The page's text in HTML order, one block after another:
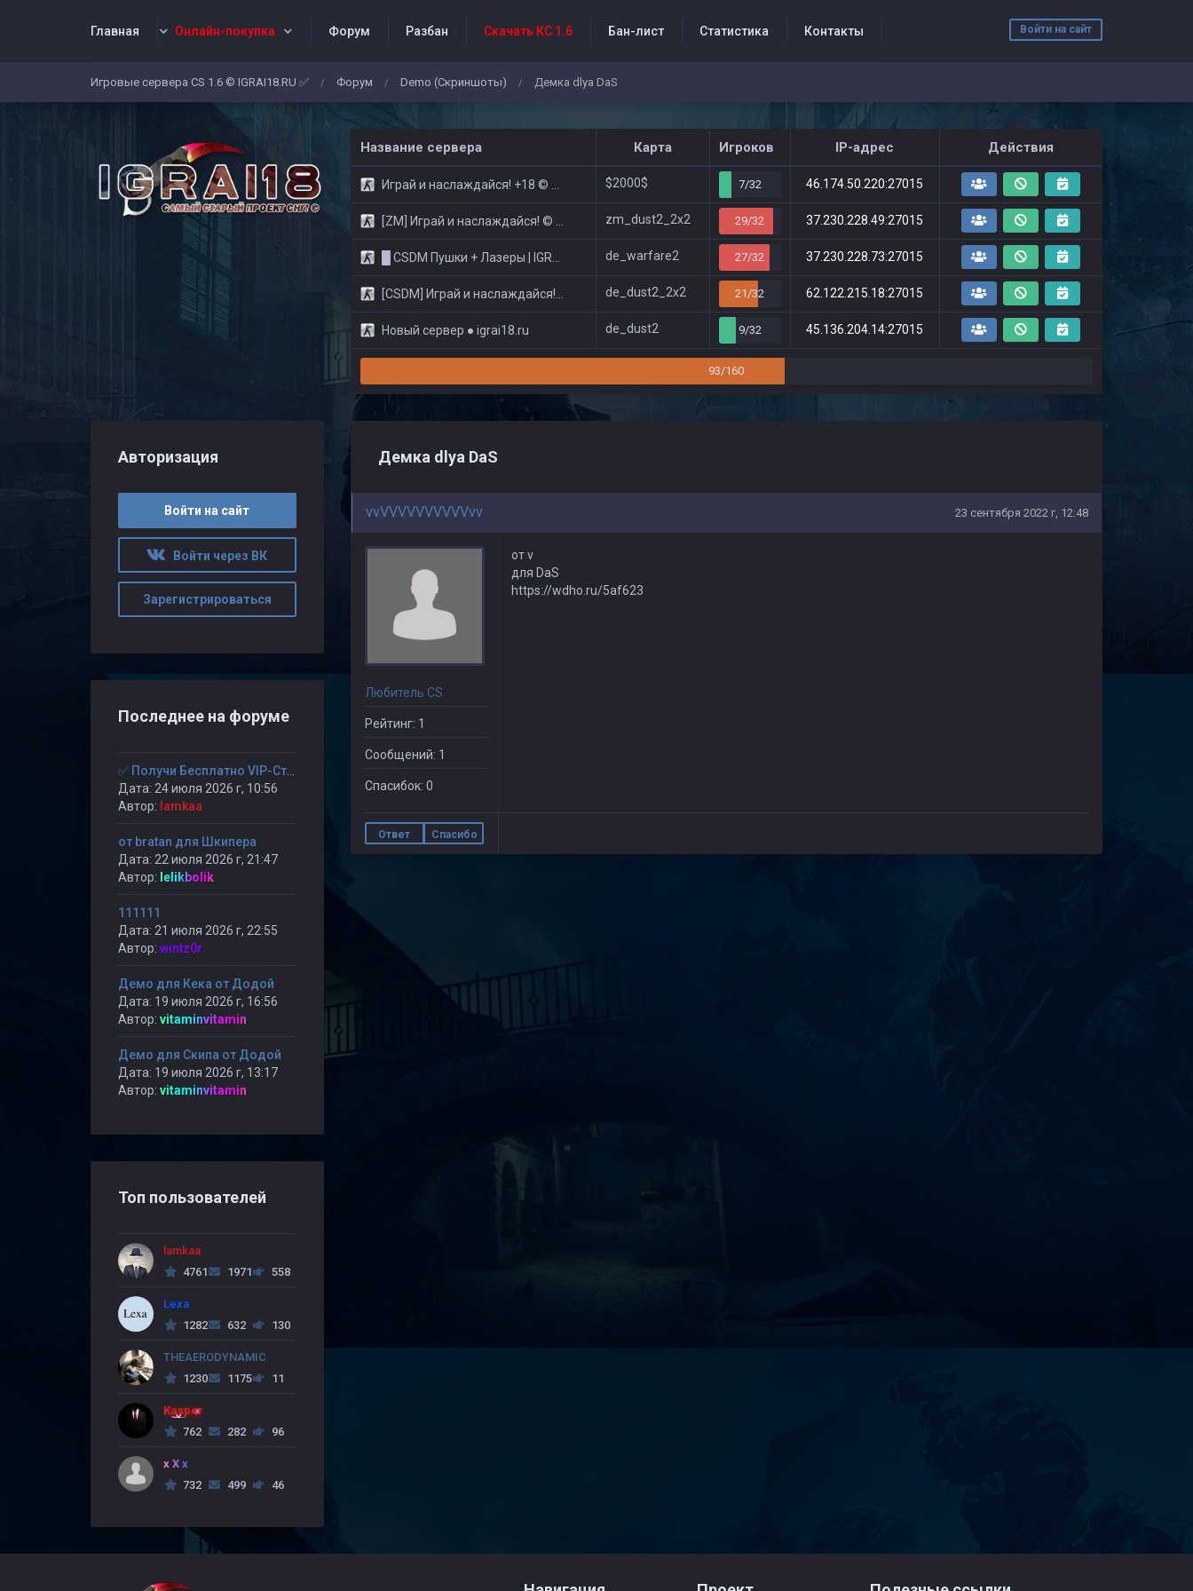
Войти на сайт
Главная Онлайн-покупка Форум Разбан Скачать КС 1.6 Бан-лист Статистика Контакты
События проекта
Игровые сервера CS 1.6 © IGRAI18.RU ✅ / Форум / Demo (Скриншоты) / Демка dlya DaS
Название сервера Карта Игроков IP-адрес Действия
Играй и наслаждайся! +18 © Public $2000$ 7/32 46.174.50.220:27015
[ZM] Играй и наслаждайся! © Zombie Show zm_dust2_2x2 29/32 37.230.228.49:27015
█ CSDM Пушки + Лазеры | IGRAI18.RU ツ █ de_warfare2 27/32 37.230.228.73:27015
[CSDM] Играй и наслаждайся! © Classic de_dust2_2x2 21/32 62.122.215.18:27015
Новый сервер ● igrai18.ru de_dust2 9/32 45.136.204.14:27015
93/160
Демка dlya DaS
vvVVVVVVVVVVvv 23 сентября 2022 г, 12:48
Любитель CS
Рейтинг: 1
Сообщений: 1
Спасибок: 0
от v
для DaS
https://wdho.ru/5af623
Ответ Спасибо
Авторизация
Войти на сайт
Войти через ВК
Зарегистрироваться
Последнее на форуме
Дата: 24 июля 2026 г, 10:56
Автор: lamkaa
от bratan для Шкипера
Дата: 22 июля 2026 г, 21:47
Автор: lelikbolik
111111
Дата: 21 июля 2026 г, 22:55
Автор: wintz0r
Демо для Кека от Додой
Дата: 19 июля 2026 г, 16:56
Автор: vitaminvitamin
Демо для Скипа от Додой
Дата: 19 июля 2026 г, 13:17
Автор: vitaminvitamin
Топ пользователей
lamkaa
4761
1971 558
Lexa
1282
632 130
THEAERODYNAMIC
1230
1175 11
Kasper
762
282 96
x X x
732
499 46